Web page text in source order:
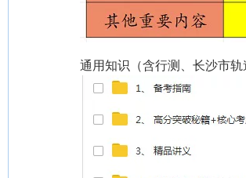
通用知识（含行测、长沙市